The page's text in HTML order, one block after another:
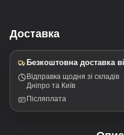
Доставка
Безкоштовна доставка
Відправка щодня зі складів
Дніпро та Київ
Післяплата